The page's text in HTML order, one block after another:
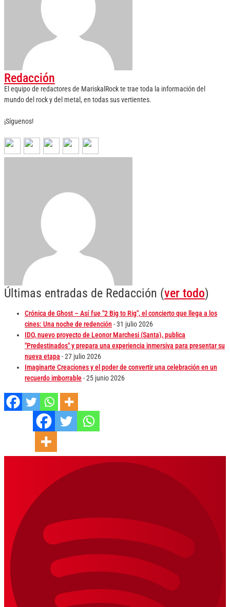
Redacción
El equipo de redactores de MariskalRock te trae toda la información del
mundo del rock y del metal, en todas sus vertientes.
¡Síguenos!
Últimas entradas de Redacción (ver todo)
Crónica de Ghost – Así fue "2 Big to Rig", el concierto que llega a los
cines: Una noche de redención - 31 julio 2026
IDO, nuevo proyecto de Leonor Marchesi (Santa), publica
"Predestinados" y prepara una experiencia inmersiva para presentar su
nueva etapa - 27 julio 2026
Imaginarte Creaciones y el poder de convertir una celebración en un
recuerdo imborrable- 25 junio 2026